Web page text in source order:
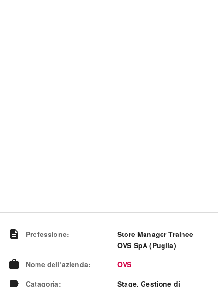
Professione:
Store Manager Trainee
OVS SpA (Puglia)
Nome dell’azienda:
OVS
Catagoria:
Stage, Gestione di